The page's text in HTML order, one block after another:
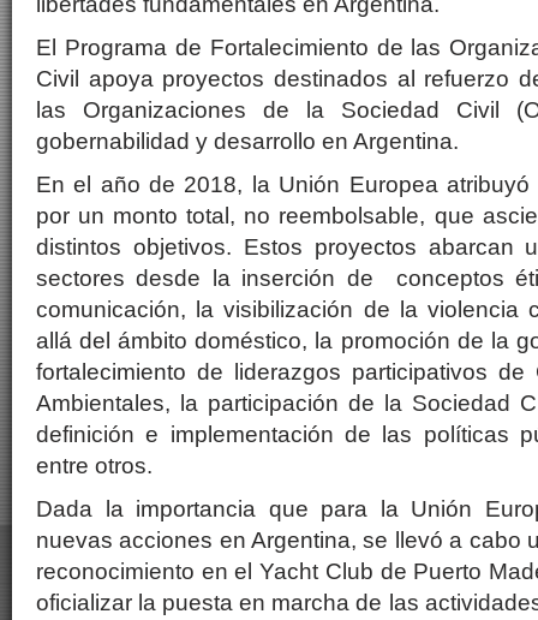
El Programa de Fortalecimiento de las
Civil apoya proyectos destinados al refuerzo
las Organizaciones de la Sociedad Civil
gobernabilidad y desarrollo en Argentina.
En el año de 2018, la Unión Europea
por un monto total, no reembolsable, que
distintos objetivos. Estos proyectos abarcan
sectores desde la inserción de conceptos
comunicación, la visibilización de la violencia
allá del ámbito doméstico, la promoción de la
fortalecimiento de liderazgos participativos
Ambientales, la participación de la Sociedad
definición e implementación de las políticas
entre otros.
Dada la importancia que para la Unión
nuevas acciones en Argentina, se llevó a cabo
reconocimiento en el Yacht Club de Puerto
oficializar la puesta en marcha de las